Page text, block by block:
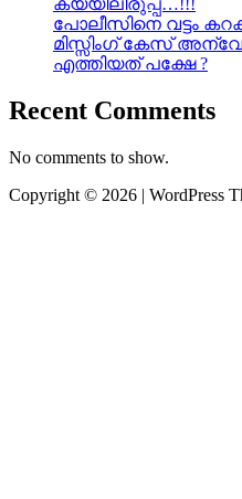
കയ്യിലിരുപ്പ്…!!!
പോലീസിനെ വട്ടം
മിസ്സിംഗ് കേസ്
എത്തിയത് പക്ഷേ ?
Recent Comments
No comments to show.
Copyright © 2026 | WordPress